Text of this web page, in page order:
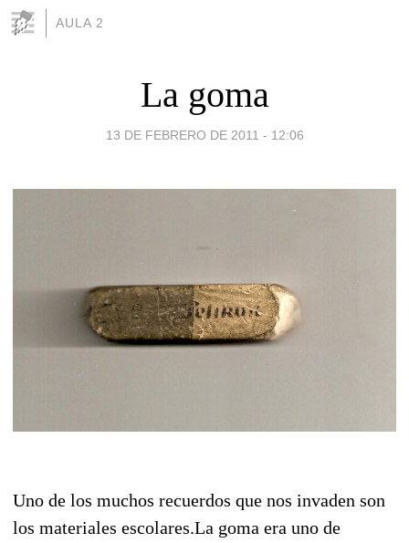
AULA 2
La goma
13 DE FEBRERO DE 2011 - 12:06
Uno de los muchos recuerdos que nos invaden son
los materiales escolares.La goma era uno de